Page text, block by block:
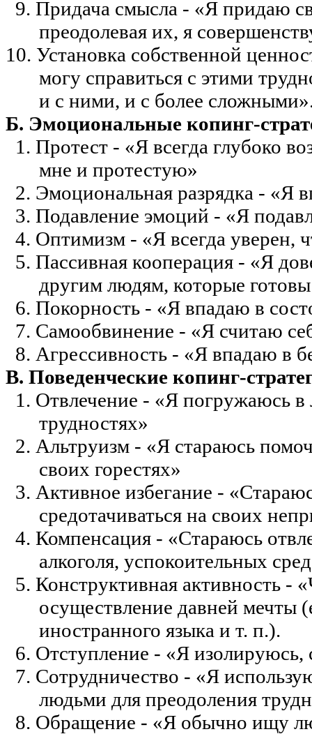
9. Придача смысла - «Я придаю
преодолевая их, я
10. Установка собственной
могу справиться с этими
и с ними, и с более
Б. Эмоциональные копинг-
1. Протест - «Я всегда глубоко
мне и протестую»
2. Эмоциональная разрядка - «Я
3. Подавление эмоций - «Я
4. Оптимизм - «Я всегда уверен,
5. Пассивная кооперация - «Я
другим людям, которые
6. Покорность - «Я впадаю в
7. Самообвинение - «Я считаю
8. Агрессивность - «Я впадаю в
В. Поведенческие копинг-
1. Отвлечение - «Я погружаюсь в
трудностях»
2. Альтруизм - «Я стараюсь
своих горестях»
3. Активное избегание -
средотачиваться на своих
4. Компенсация - «Стараюсь
алкоголя, успокоительных
5. Конструктивная активность -
осуществление давней мечты
иностранного языка и т. п.).
6. Отступление - «Я изолируюсь,
7. Сотрудничество - «Я
людьми для преодоления
8. Обращение - «Я обычно ищу